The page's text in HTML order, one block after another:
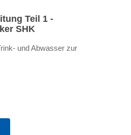
Teil 1 -
SHK
und Abwasser zur